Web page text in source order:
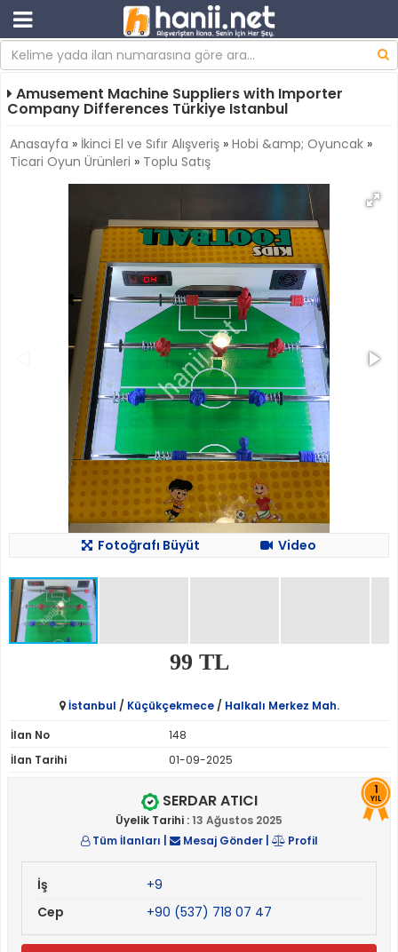
Amusement Machine Suppliers with Importer
Company Differences Türkiye Istanbul
Anasayfa » İkinci El ve Sıfır Alışveriş » Hobi &amp; Oyuncak »
Ticari Oyun Ürünleri » Toplu Satış
Fotoğrafı Büyüt Video
99 TL
İstanbul / Küçükçekmece/ Halkalı Merkez Mah.
İlan No
148
İlan Tarihi
01-09-2025
1
YIL
SERDAR ATICI
Üyelik Tarihi :13 Ağustos 2025
Tüm İlanları
Mesaj Gönder| Profil
İş
+9
Cep
+90 (537) 718 07 47